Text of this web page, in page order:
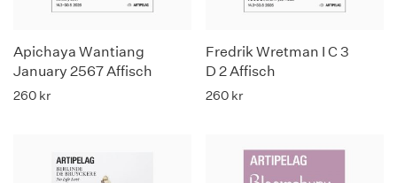
Apichaya Wantiang
January 2567 Affisch
260 kr
Fredrik Wretman I C 3
D 2 Affisch
260 kr